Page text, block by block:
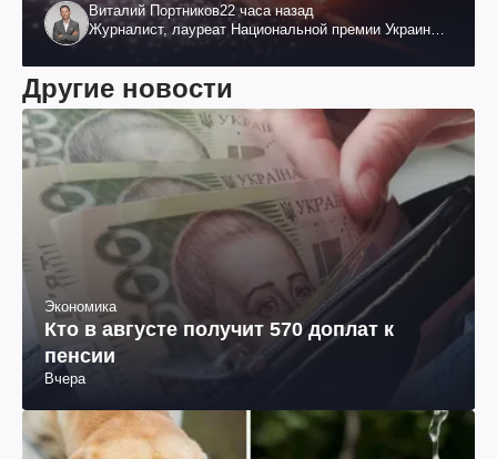
Виталий Портников22 часа назад
Журналист, лауреат Национальной премии Украины
Другие новости
Экономика
Кто в августе получит 570 доплат к
пенсии
Вчера